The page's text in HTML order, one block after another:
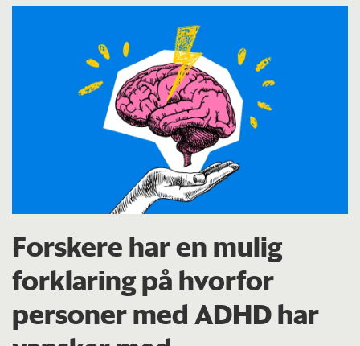
Forskere har en mulig
forklaring på hvorfor
personer med ADHD har